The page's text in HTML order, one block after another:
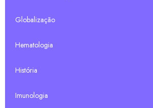
Globalização
Hematologia
História
Imunologia